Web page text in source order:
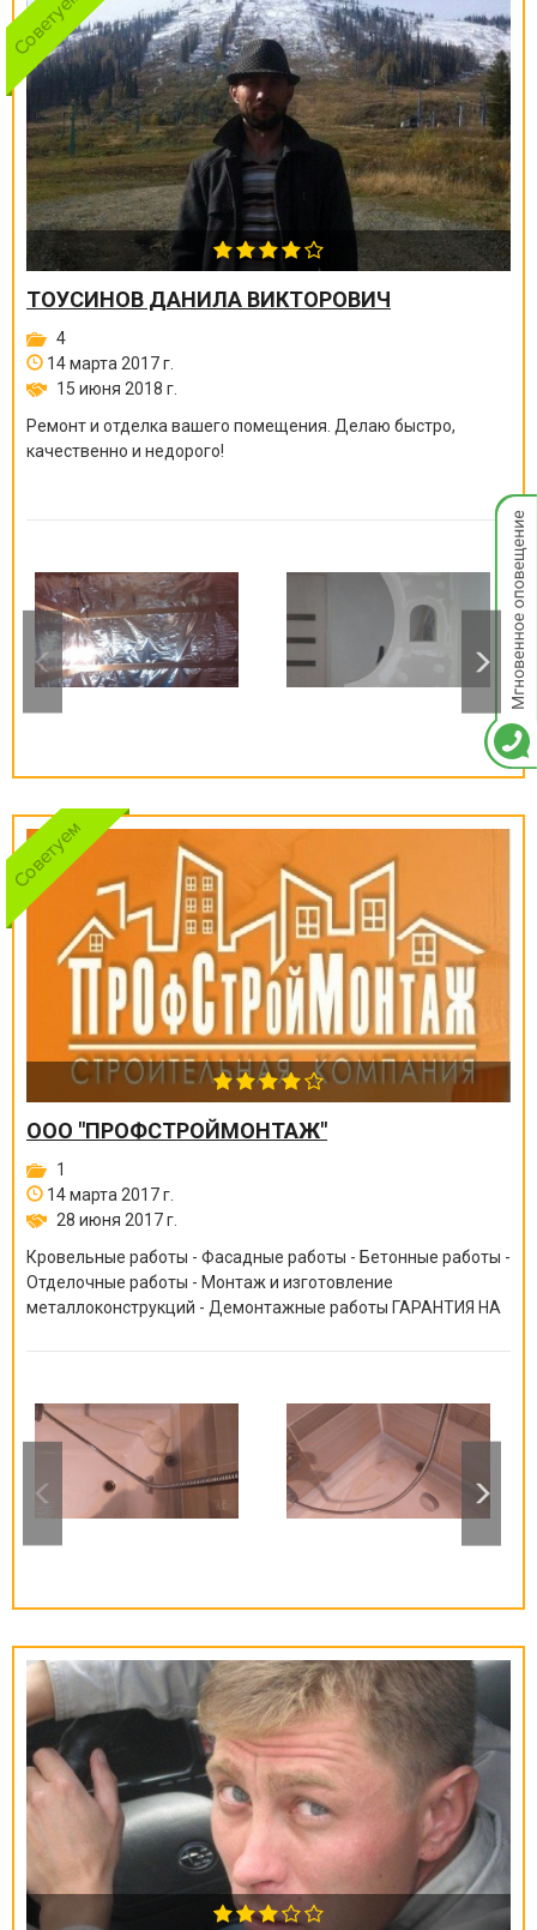
ТОУСИНОВ ДАНИЛА ВИКТОРОВИЧ
4
14 марта 2017 г.
15 июня 2018 г.
Ремонт и отделка вашего помещения. Делаю быстро,
качественно и недорого!
ООО "ПРОФСТРОЙМОНТАЖ"
1
14 марта 2017 г.
28 июня 2017 г.
Кровельные работы - Фасадные работы - Бетонные работы -
Отделочные работы - Монтаж и изготовление
металлоконструкций - Демонтажные работы ГАРАНТИЯ НА